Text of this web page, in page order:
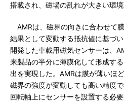
搭載され、磁場の乱れが大きい環境
AMRは、磁界の向きに合わせて
結果として変動する抵抗値に基づ
開発した車載用磁気センサーは、
来製品の半分に薄膜化して形成す
出を実現した。AMRは膜が薄いほ
磁界の強度が変動しても高い精度
回転軸上にセンサーを設置する必要